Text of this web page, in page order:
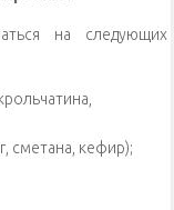
на следующих
сметана, кефир);